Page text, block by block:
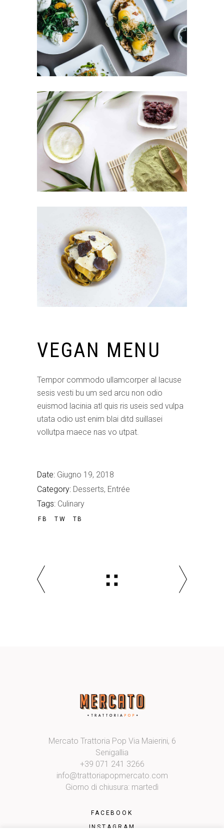
VEGAN MENU
Tempor commodo ullamcorper al lacuse
sesis vesti bu um sed arcu non odio
euismod lacinia atl quis ris useis sed vulpa
utata odio ust enim blai ditd suillasei
vollutpa maece nas vo utpat.
Date: Giugno 19, 2018
Category: Desserts Entrée
Tags: Culinary
FB TW TB
Mercato Trattoria Pop Via Maierini, 6
Senigallia
+39 071 241 3266
info@trattoriapopmercato.com
Giorno di chiusura: martedì
FACEBOOK
INSTAGRAM